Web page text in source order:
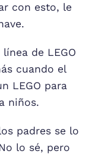
con esto, le
de LEGO
cuando el
LEGO para
niños.
padres se lo
lo sé, pero